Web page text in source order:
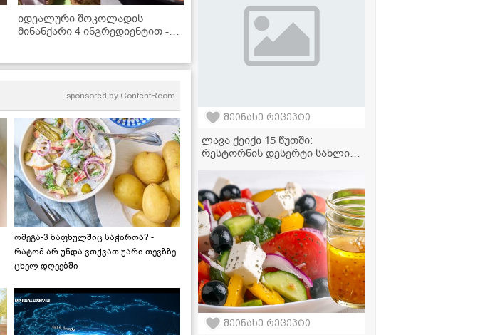
იდეალური შოკოლადის
მინანქარი 4 ინგრედიენტით -
sponsored by ContentRoom
ომეგა-3 ზაფხულშიც საჭიროა? -
რატომ არ უნდა ვთქვათ უარი თევზზე
ცხელ დღეებში
შეინახე რეცეპტი
ლავა ქეიქი 15 წუთში:
რესტორნის დესერტი სახლის
შეინახე რეცეპტი